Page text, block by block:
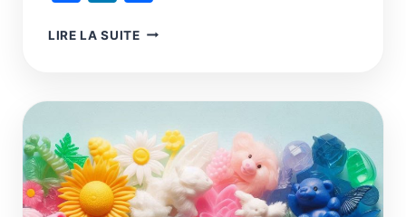
LIRE LA SUITELA
ET
NÉCESSAIRE